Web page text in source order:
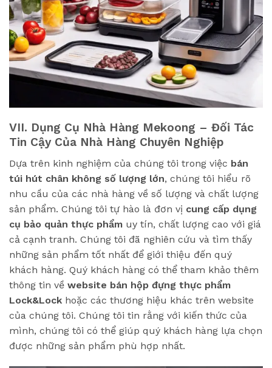
VII. Dụng Cụ Nhà Hàng Mekoong – Đối Tác
Tin Cậy Của Nhà Hàng Chuyên Nghiệp
Dựa trên kinh nghiệm của chúng tôi trong việc bán
túi hút chân không số lượng lớn, chúng tôi hiểu rõ
nhu cầu của các nhà hàng về số lượng và chất lượng
sản phẩm. Chúng tôi tự hào là đơn vị cung cấp dụng
cụ bảo quản thực phẩm uy tín, chất lượng cao với giá
cả cạnh tranh. Chúng tôi đã nghiên cứu và tìm thấy
những sản phẩm tốt nhất để giới thiệu đến quý
khách hàng. Quý khách hàng có thể tham khảo thêm
thông tin về website bán hộp đựng thực phẩm
Lock&Lock hoặc các thương hiệu khác trên website
của chúng tôi. Chúng tôi tin rằng với kiến thức của
mình, chúng tôi có thể giúp quý khách hàng lựa chọn
được những sản phẩm phù hợp nhất.